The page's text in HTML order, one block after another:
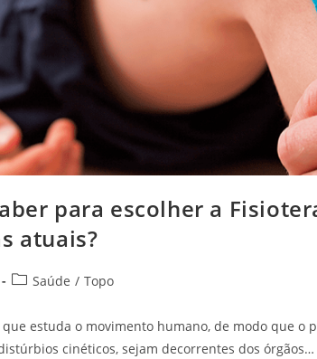
para escolher a
atuais?
Saúde / Topo
estuda o movimento humano, de modo que o
cinéticos, sejam decorrentes dos órgãos…